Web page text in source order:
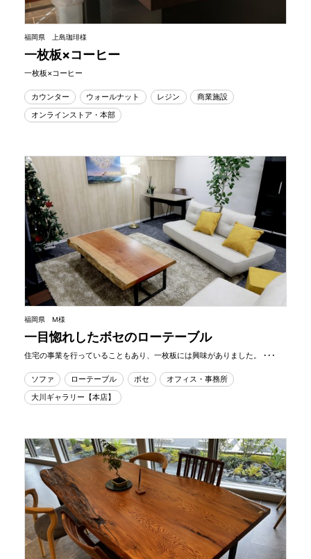
福岡県 上島珈琲様
一枚板×コーヒー
一枚板×コーヒー
カウンター ウォールナット レジン
商業施設
オンラインストア・本部
福岡県 M様
一目惚れしたボセのローテーブル
住宅の事業を行っていることもあり、一枚板には興味がありました。 ･･･
ソファ ローテーブル ボセ
オフィス・事務所
大川ギャラリー【本店】